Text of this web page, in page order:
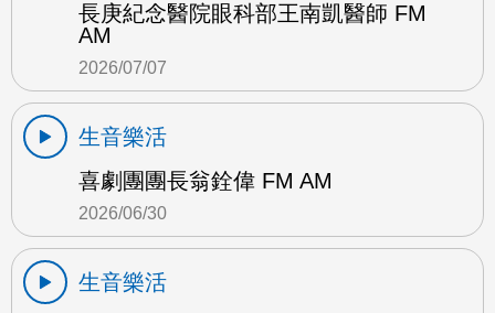
長庚紀念醫院眼科部王南凱醫師 FM
AM
2026/07/07
生音樂活
喜劇團團長翁銓偉 FM AM
2026/06/30
生音樂活